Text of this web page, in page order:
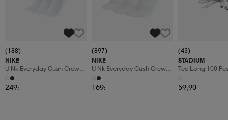
(188)
NIKE
U Nk Everyday Cush Crew
6pr-Bd
249:-
(897)
NIKE
U Nk Everyday Cush Crew
3pr
169:-
(43)
STADIUM
Tee Long 100
59,90